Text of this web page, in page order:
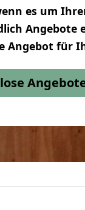
es um
Angebote
Angebot für